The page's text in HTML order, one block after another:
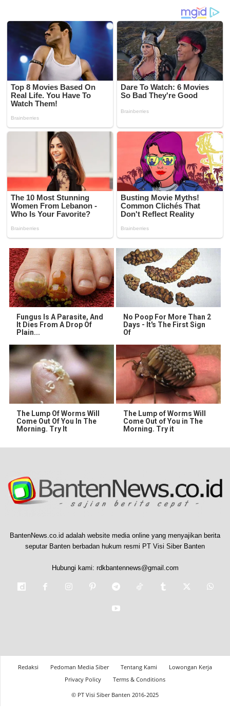
Fungus Is A Parasite, And
It Dies From A Drop Of
Plain...
No Poop For More Than 2
Days - It's The First Sign
Of
The Lump Of Worms Will
Come Out Of You In The
Morning. Try It
The Lump of Worms Will
Come Out of You in The
Morning. Try it
BantenNews.co.id adalah website media online yang menyajikan berita
seputar Banten berbadan hukum resmi PT Visi Siber Banten
Hubungi kami: rdkbantennews@gmail.com
Redaksi Pedoman Media Siber Tentang Kami
Lowongan Kerja
Privacy Policy
Terms & Conditions
© PT Visi Siber Banten 2016-2025